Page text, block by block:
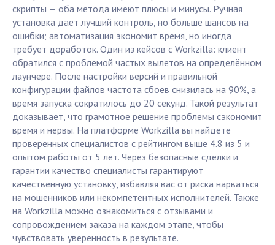
скрипты — оба метода имеют плюсы и минусы. Ручная
установка дает лучший контроль, но больше шансов на
ошибки; автоматизация экономит время, но иногда
требует доработок. Один из кейсов с Workzilla: клиент
обратился с проблемой частых вылетов на определённом
лаунчере. После настройки версий и правильной
конфигурации файлов частота сбоев снизилась на 90%, а
время запуска сократилось до 20 секунд. Такой результат
доказывает, что грамотное решение проблемы сэкономит
время и нервы. На платформе Workzilla вы найдете
проверенных специалистов с рейтингом выше 4.8 из 5 и
опытом работы от 5 лет. Через безопасные сделки и
гарантии качество специалисты гарантируют
качественную установку, избавляя вас от риска нарваться
на мошенников или некомпетентных исполнителей. Также
на Workzilla можно ознакомиться с отзывами и
сопровождением заказа на каждом этапе, чтобы
чувствовать уверенность в результате.